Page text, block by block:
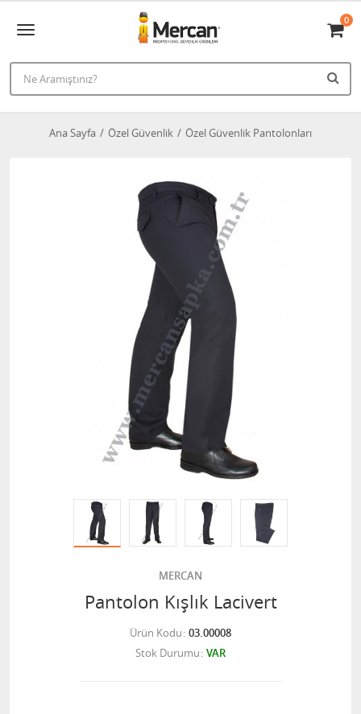
0
Ana Sayfa Özel Güvenlik Özel Güvenlik Pantolonları
MERCAN
Pantolon Kışlık Lacivert
Ürün Kodu 03.00008
Stok Durumu VAR